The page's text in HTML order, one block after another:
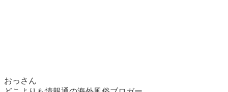
おっさん